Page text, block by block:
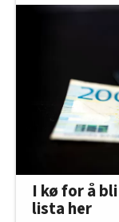
I kø for å
lista her